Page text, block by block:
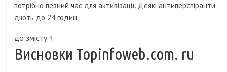
потрібно певний час для активізації. Деякі антиперспіранти
діють до 24 годин.
до змісту ↑
Висновки Topinfoweb.com. ru